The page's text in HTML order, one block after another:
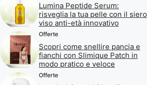
Lumina Peptide Serum:
risveglia la tua pelle con il siero
viso anti-età innovativo
Offerte
Scopri come snellire pancia e
fianchi con Slimique Patch in
modo pratico e veloce
Offerte